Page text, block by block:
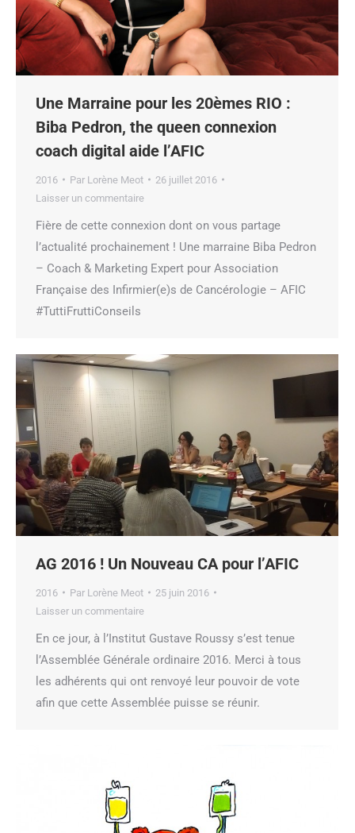
Une Marraine pour les 20èmes RIO :
Biba Pedron, the queen connexion
coach digital aide l’AFIC
2016 Par Lorène Meot
26 juillet 2016
Laisser un commentaire
Fière de cette connexion dont on vous partage
l’actualité prochainement ! Une marraine Biba Pedron
– Coach & Marketing Expert pour Association
Française des Infirmier(e)s de Cancérologie – AFIC
#TuttiFruttiConseils
AG 2016 ! Un Nouveau CA pour l’AFIC
2016 Par Lorène Meot
25 juin 2016
Laisser un commentaire
En ce jour, à l’Institut Gustave Roussy s’est tenue
l’Assemblée Générale ordinaire 2016. Merci à tous
les adhérents qui ont renvoyé leur pouvoir de vote
afin que cette Assemblée puisse se réunir.